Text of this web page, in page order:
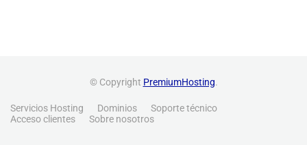
© Copyright PremiumHosting.
Servicios Hosting Dominios
Soporte técnico
Acceso clientes
Sobre nosotros